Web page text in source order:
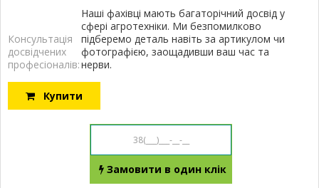
Консультація
досвідчених
професіоналів:
Наші фахівці мають багаторічний досвід у
сфері агротехніки. Ми безпомилково
підберемо деталь навіть за артикулом чи
фотографією, заощадивши ваш час та
нерви.
Купити
Замовити в один клік